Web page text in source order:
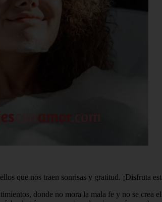
que nos traen sonrisas y gratitud. ¡Disfruta
donde no mora la mala fe y no se crea